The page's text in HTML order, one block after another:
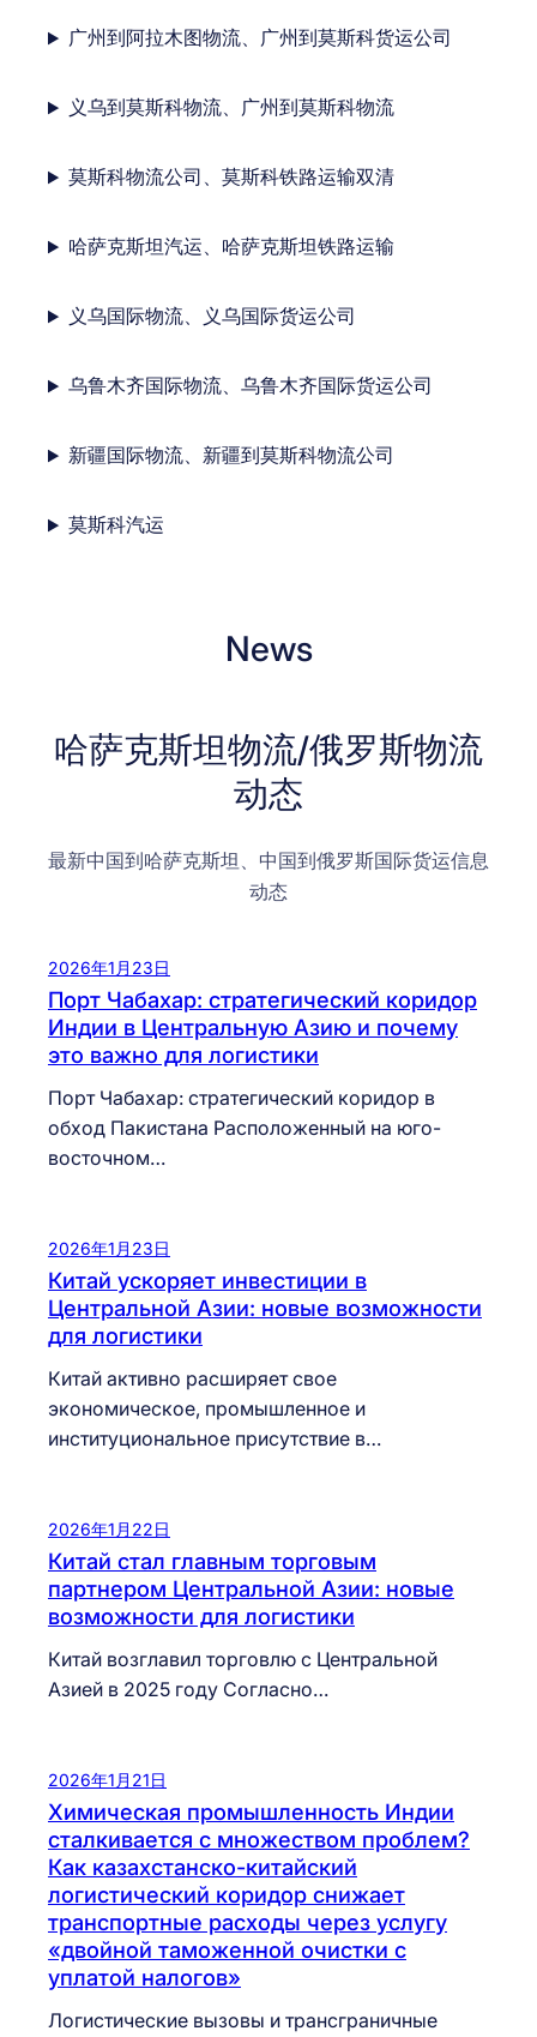
广州到阿拉木图物流、广州到莫斯科货运公司
义乌到莫斯科物流、广州到莫斯科物流
莫斯科物流公司、莫斯科铁路运输双清
哈萨克斯坦汽运、哈萨克斯坦铁路运输
义乌国际物流、义乌国际货运公司
乌鲁木齐国际物流、乌鲁木齐国际货运公司
新疆国际物流、新疆到莫斯科物流公司
莫斯科汽运
News
哈萨克斯坦物流/俄罗斯物流
动态
最新中国到哈萨克斯坦、中国到俄罗斯国际货运信息
动态
2026年1月23日
Порт Чабахар: стратегический коридор
Индии в Центральную Азию и почему
это важно для логистики
Порт Чабахар: стратегический коридор в
обход Пакистана Расположенный на юго-
восточном…
2026年1月23日
Китай ускоряет инвестиции в
Центральной Азии: новые возможности
для логистики
Китай активно расширяет свое
экономическое, промышленное и
институциональное присутствие в…
2026年1月22日
Китай стал главным торговым
партнером Центральной Азии: новые
возможности для логистики
Китай возглавил торговлю с Центральной
Азией в 2025 году Согласно…
2026年1月21日
Химическая промышленность Индии
сталкивается с множеством проблем?
Как казахстанско-китайский
логистический коридор снижает
транспортные расходы через услугу
«двойной таможенной очистки с
уплатой налогов»
Логистические вызовы и трансграничные